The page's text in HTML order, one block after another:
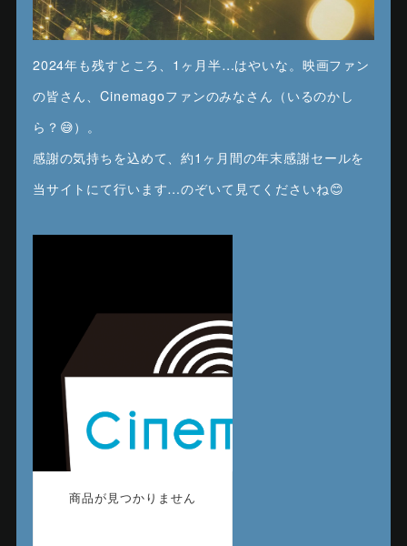
2024年も残すところ、1ヶ月半…はやいな。映画ファン
の皆さん、Cinemagoファンのみなさん（いるのかし
ら？😅）。
感謝の気持ちを込めて、約1ヶ月間の年末感謝セールを
当サイトにて行います…のぞいて見てくださいね😊